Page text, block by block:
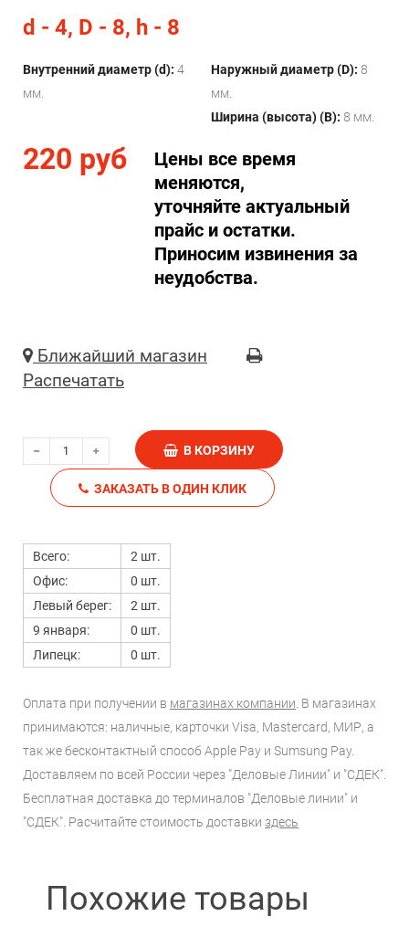
d - 4, D - 8, h - 8
Внутренний диаметр (d): 4
мм.
Наружный диаметр (D): 8
мм.
Ширина (высота) (B): 8 мм.
220 руб
Цены все время
меняются,
уточняйте актуальный
прайс и остатки.
Приносим извинения за
неудобства.
Ближайший магазин
Распечатать
В КОРЗИНУ
ЗАКАЗАТЬ В ОДИН КЛИК
Всего:
2 шт.
Офис:
0 шт.
Левый берег:
2 шт.
9 января:
0 шт.
Липецк:
0 шт.
Оплата при получении в магазинах компании . В магазинах
принимаются: наличные, карточки Visa, Mastercard, МИР, а
так же бесконтактный способ Apple Pay и Sumsung Pay.
Доставляем по всей России через "Деловые Линии" и "СДЕК".
Бесплатная доставка до терминалов "Деловые линии" и
"СДЕК". Расчитайте стоимость доставки здесь
Похожие товары